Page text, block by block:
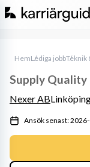
HemLediga jobbTeknik
Supply
Nexer AB
Ansök senast: